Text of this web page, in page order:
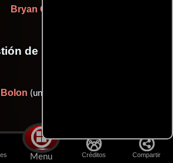
Menu Créditos Compartir
Bryan Graves
de producción
Bolon (unit manager (u))
que participaron